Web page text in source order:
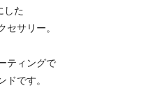
した
セサリー。
ティングで
ドです。